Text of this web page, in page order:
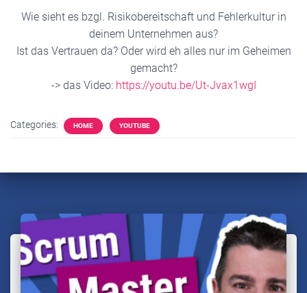
Wie sieht es bzgl. Risikobereitschaft und Fehlerkultur in
deinem Unternehmen aus?
Ist das Vertrauen da? Oder wird eh alles nur im Geheimen
gemacht?
-> das Video: https://youtu.be/Ut-Jvax1wgI
Categories: HOME YOUTUBE